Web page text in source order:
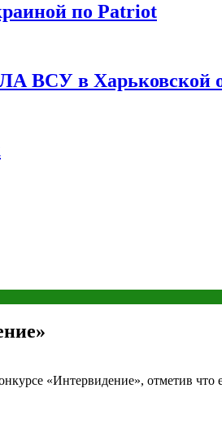
по Patriot
ВСУ в Харьковской
«Интервидение», отметив что